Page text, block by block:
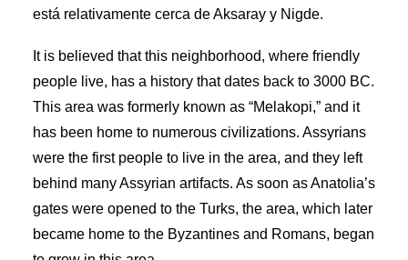
está relativamente cerca de Aksaray y Nigde.
It is believed that this neighborhood, where friendly
people live, has a history that dates back to 3000 BC.
This area was formerly known as “Melakopi,” and it
has been home to numerous civilizations. Assyrians
were the first people to live in the area, and they left
behind many Assyrian artifacts. As soon as Anatolia’s
gates were opened to the Turks, the area, which later
became home to the Byzantines and Romans, began